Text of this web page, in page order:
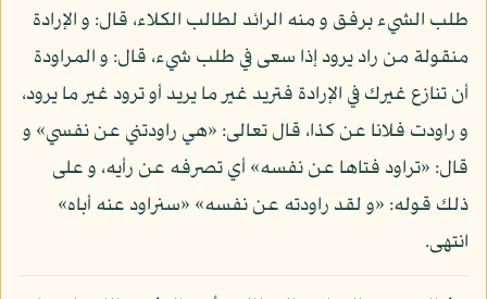
طلب الشيء برفق و منه الرائد لطالب الكلاء، قال: و الإرادة
منقولة من راد يرود إذا سعى في طلب شيء، قال: و المراودة
أن تنازع غيرك في الإرادة فتريد غير ما يريد أو ترود غير ما يرود،
و راودت فلانا عن كذا، قال تعالى: «هي راودتني عن نفسي» و
قال: «تراود فتاها عن نفسه» أي تصرفه عن رأيه، و على
ذلك قوله: «و لقد راودته عن نفسه» «سنراود عنه أباه»
انتهى.